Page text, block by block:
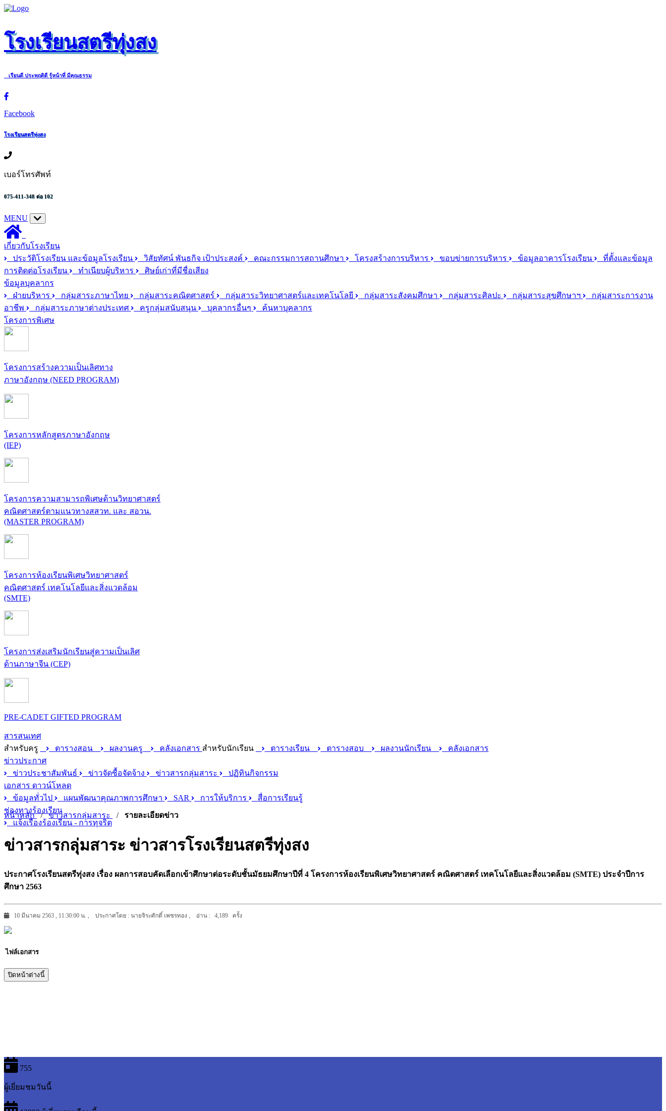
โรงเรียนสตรีทุ่งสง
เรียนดี ประพฤติดี รู้หน้าที่ มีคุณธรรม
Facebook
โรงเรียนสตรีทุ่งสง
เบอร์โทรศัพท์
075-411-348 ต่อ 102
MENU
เกี่ยวกับโรงเรียน
ประวัติโรงเรียน และข้อมูลโรงเรียน
วิสัยทัศน์ พันธกิจ เป้าประสงค์ คณะกรรมการสถานศึกษา โครงสร้างการบริหาร ขอบข่ายการบริหาร ข้อมูลอาคารโรงเรียน
ที่ตั้งและข้อมูล
การติดต่อโรงเรียน
ทำเนียบผู้บริหาร
ศิษย์เก่าที่มีชื่อเสียง
ข้อมูลบุคลากร
ฝ่ายบริหาร
กลุ่มสาระภาษาไทย กลุ่มสาระคณิตศาสตร์ กลุ่มสาระวิทยาศาสตร์และเทคโนโลยี กลุ่มสาระสังคมศึกษา กลุ่มสาระศิลปะ กลุ่มสาระสุขศึกษาฯ
กลุ่มสาระการงาน
อาชีพ
กลุ่มสาระภาษาต่างประเทศ ครูกลุ่มสนับสนุน บุคลากรอื่นๆ
ค้นหาบุคลากร
โครงการพิเศษ
โครงการสร้างความเป็นเลิศทาง
ภาษาอังกฤษ (NEED PROGRAM)
โครงการหลักสูตรภาษาอังกฤษ
(IEP)
โครงการความสามารถพิเศษด้านวิทยาศาสตร์
คณิตศาสตร์ตามแนวทางสสวท. และ สอวน.
(MASTER PROGRAM)
โครงการห้องเรียนพิเศษวิทยาศาสตร์
คณิตศาสตร์ เทคโนโลยีและสิ่งแวดล้อม
(SMTE)
โครงการส่งเสริมนักเรียนสู่ความเป็นเลิศ
ด้านภาษาจีน (CEP)
PRE-CADET GIFTED PROGRAM
สารสนเทศ
สำหรับครู
ตารางสอน ผลงานครู คลังเอกสาร สำหรับนักเรียน ตารางเรียน ตารางสอบ ผลงานนักเรียน
คลังเอกสาร
ข่าวประกาศ
ข่าวประชาสัมพันธ์
ข่าวจัดซื้อจัดจ้าง ข่าวสารกลุ่มสาระ
ปฏิทินกิจกรรม
เอกสาร ดาวน์โหลด
ข้อมูลทั่วไป
แผนพัฒนาคุณภาพการศึกษา SAR การให้บริการ
สื่อการเรียนรู้
ช่องทางร้องเรียน
แจ้งเรื่องร้องเรียน - การทุจริต
หน้าหลัก/ข่าวสารกลุ่มสาระ / รายละเอียดข่าว
ข่าวสารกลุ่มสาระ ข่าวสารโรงเรียนสตรีทุ่งสง
ประกาศโรงเรียนสตรีทุ่งสง เรื่อง ผลการสอบคัดเลือกเข้าศึกษาต่อระดับชั้นมัธยมศึกษาปีที่ 4 โครงการห้องเรียนพิเศษวิทยาศาสตร์ คณิตศาสตร์ เทคโนโลยีและสิ่งแวดล้อม (SMTE) ประจำปีการ
ศึกษา 2563
10 มีนาคม 2563 , 11:30:00 น. , ประกาศโดย : นายจิระศักดิ์ เพชรทอง , อ่าน : 4,189 ครั้ง
ไฟล์เอกสาร
ปิดหน้าต่างนี้
755
ผู้เยี่ยมชมวันนี้